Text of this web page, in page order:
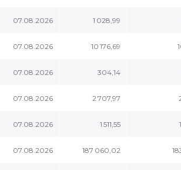
07.08.2026 1 028,99
07.08.2026 10 176,69
07.08.2026 304,14
07.08.2026 2 707,97
07.08.2026 1 511,55
07.08.2026 187 060,02